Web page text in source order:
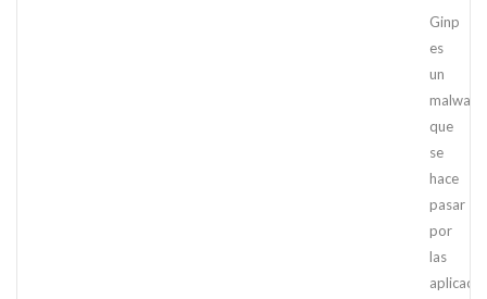
Ginp
es
un
malware
que
se
hace
pasar
por
las